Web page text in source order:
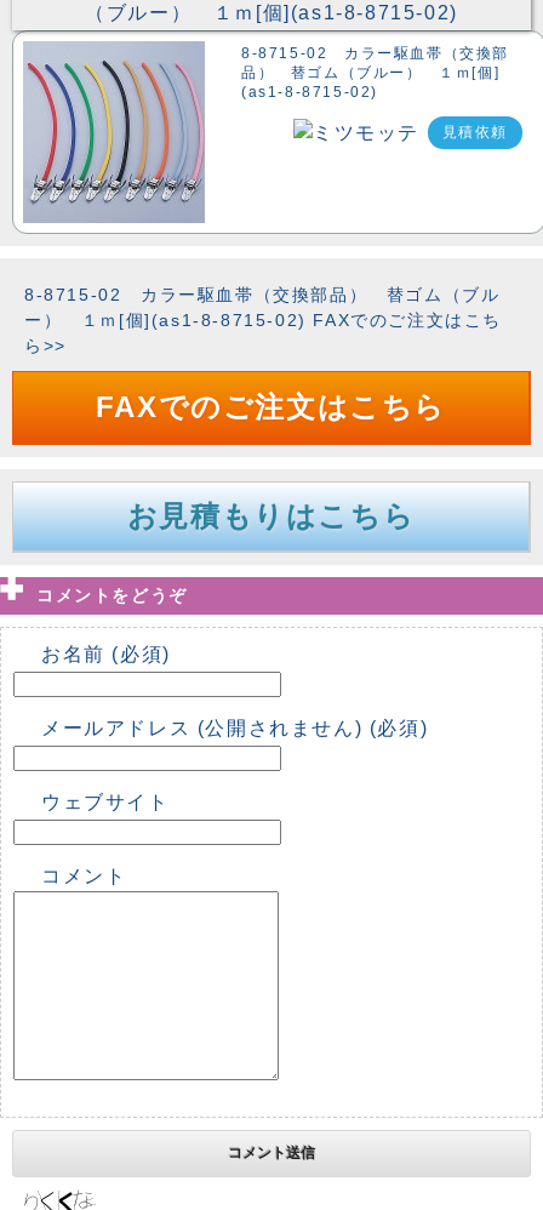
8-8715-02 カラー駆血帯（交換部
品） 替ゴム（ブルー） １ｍ[個]
(as1-8-8715-02)
見積依頼
8-8715-02 カラー駆血帯（交換部品） 替ゴム（ブル
ー） １ｍ[個](as1-8-8715-02) FAXでのご注文はこち
ら>>
FAXでのご注文はこちら
お見積もりはこちら
コメントをどうぞ
お名前 (必須)
メールアドレス (公開されません) (必須)
ウェブサイト
コメント